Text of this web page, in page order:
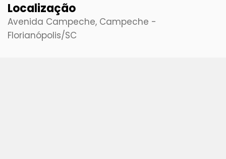
Localização
Avenida Campeche, Campeche -
Florianópolis/SC